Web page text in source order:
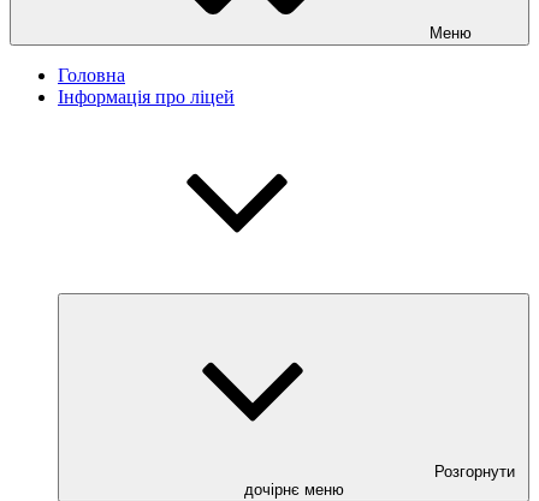
Меню
Головна
Інформація про ліцей
Розгорнути
дочірнє меню